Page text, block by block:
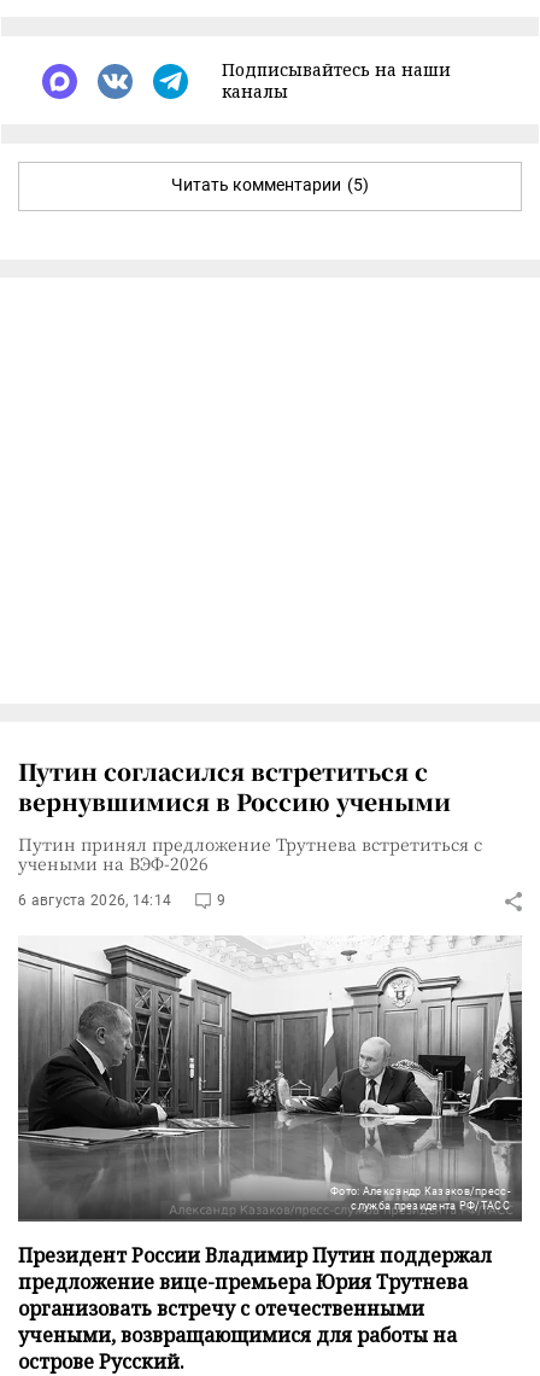
Подписывайтесь на наши
каналы
Читать комментарии (5)
Путин согласился встретиться с
вернувшимися в Россию учеными
Путин принял предложение Трутнева встретиться с
учеными на ВЭФ-2026
6 августа 2026, 14:14 9
Фото: Александр Казаков/пресс-
служба президента РФ/ТАСС
Президент России Владимир Путин поддержал
предложение вице-премьера Юрия Трутнева
организовать встречу с отечественными
учеными, возвращающимися для работы на
острове Русский.